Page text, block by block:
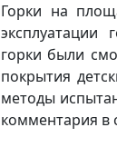
Горки на
эксплуатации
горки были
покрытия
методы
комментария в